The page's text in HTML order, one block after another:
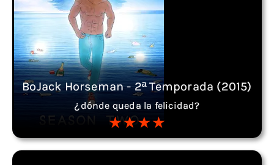
BoJack Horseman - 2ª Temporada (2015)
¿dónde queda la felicidad?